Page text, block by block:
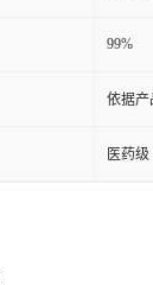
99%
依据产
医药级